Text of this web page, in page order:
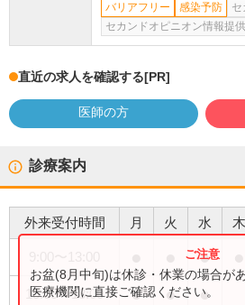
バリアフリー
感染予防
セカンドオピニオン情報提
直近の求人を確認する[PR]
医師の方
診療案内
外来受付時間 月 火 水 木
●
15:00〜18:00 ● ● ●
お盆(8月中旬)は休診・休業の場合が
医療機関に直接ご確認ください。